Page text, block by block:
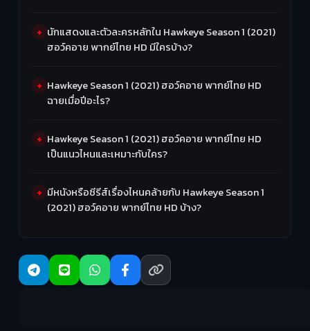
นักแสดงและตัวละครหลักใน Hawkeye Season 1 (2021)
ฮอว์คอาย พากย์ไทย HD มีใครบ้าง?
Hawkeye Season 1 (2021) ฮอว์คอาย พากย์ไทย HD
ฉายเมื่อปีอะไร?
Hawkeye Season 1 (2021) ฮอว์คอาย พากย์ไทย HD
เป็นแนวไหนและเหมาะกับใคร?
มีหนังหรือซีรีส์เรื่องไหนคล้ายกับ Hawkeye Season 1
(2021) ฮอว์คอาย พากย์ไทย HD บ้าง?